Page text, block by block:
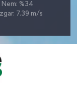
Nem: %34
7.39 m/s